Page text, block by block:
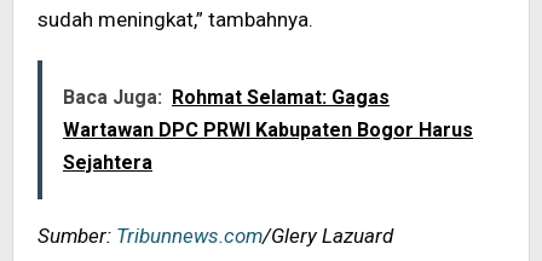
sudah meningkat,” tambahnya.
Baca Juga: Rohmat Selamat: Gagas
Wartawan DPC PRWI Kabupaten Bogor Harus
Sejahtera
Sumber: Tribunnews.com/Glery Lazuard